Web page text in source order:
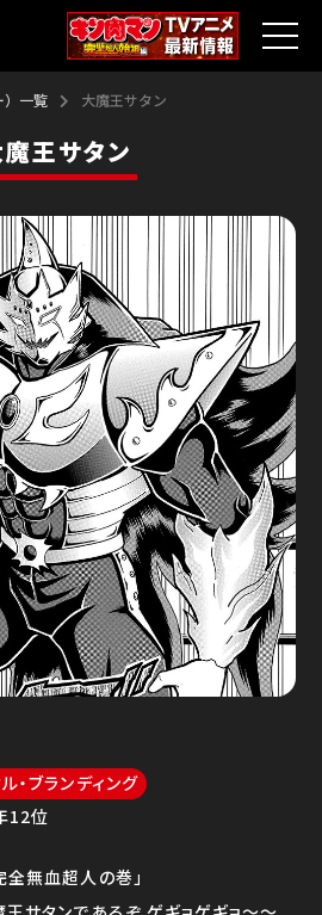
）一覧 大魔王サタン
王サタン
・ブランディング
12位
全無血超人の巻」